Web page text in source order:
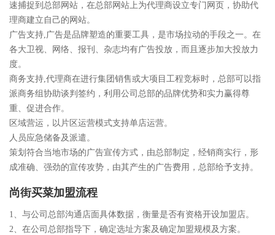
速捕捉到总部网站，在总部网站上为代理商设立专门网页，协助代
理商建立自己的网站。
广告支持,广告是品牌塑造的重要工具，是市场拉动的手段之一。在
各大卫视、网络、报刊、杂志均有广告投放，而且逐步加大投放力
度。
商务支持,代理商在进行集团销售或大项目工程竞标时，总部可以指
派商务组协助谈判签约，利用公司总部的品牌优势和实力赢得尊
重、促进合作。
区域营运，以片区运营模式支持单店运营。
人员应急储备及派遣。
策划符合当地市场的广告宣传方式，由总部制定，经销商实行，形
成准确、强劲的宣传攻势，由其产生的广告费用，总部给予支持。
尚街买菜加盟流程
1、与公司总部沟通店面具体数据，衡量是否有资格开设加盟店。
2、在公司总部指导下，确定选址方案及确定加盟规模及方案。